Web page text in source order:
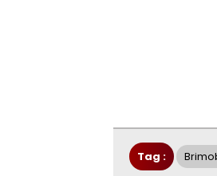
Tag :